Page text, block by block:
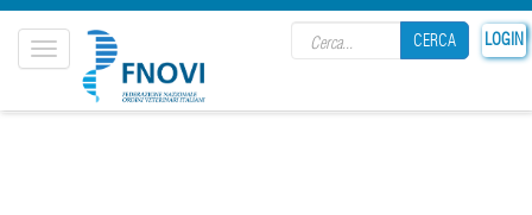
LOGIN
CERCA
Toggle
navigation